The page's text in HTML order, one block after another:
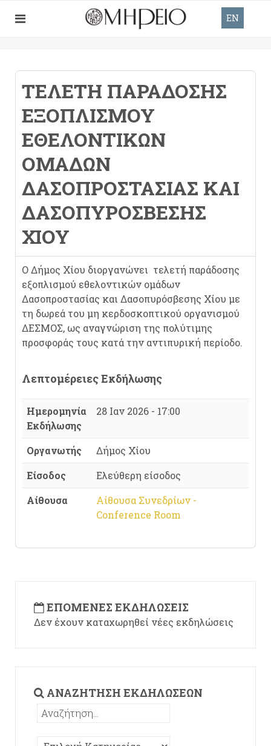
EN
ΤΕΛΕΤΉ ΠΑΡΆΔΟΣΗΣ
ΕΞΟΠΛΙΣΜΟΎ
ΕΘΕΛΟΝΤΙΚΏΝ
ΟΜΆΔΩΝ
ΔΑΣΟΠΡΟΣΤΑΣΊΑΣ ΚΑΙ
ΔΑΣΟΠΥΡΌΣΒΕΣΗΣ
ΧΊΟΥ
Ο Δήμος Χίου διοργανώνει τελετή παράδοσης
εξοπλισμού εθελοντικών ομάδων
Δασοπροστασίας και Δασοπυρόσβεσης Χίου με
τη δωρεά του μη κερδοσκοπτικού οργανισμού
ΔΕΣΜΟΣ, ως αναγνώριση της πολύτιμης
προσφοράς τους κατά την αντιπυρική περίοδο.
Λεπτομέρειες Εκδήλωσης
Ημερομηνία
Εκδήλωσης
28 Ιαν 2026 - 17:00
Οργανωτής
Δήμος Χίου
Είσοδος
Ελεύθερη είσοδος
Αίθουσα
Αίθουσα Συνεδρίων -
Conference Room
ΕΠΌΜΕΝΕΣ ΕΚΔΗΛΏΣΕΙΣ
Δεν έχουν καταχωρηθεί νέες εκδηλώσεις
ΑΝΑΖΉΤΗΣΗ ΕΚΔΗΛΏΣΕΩΝ